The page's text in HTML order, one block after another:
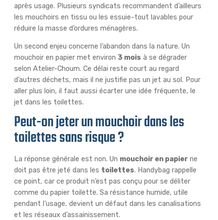
après usage. Plusieurs syndicats recommandent d’ailleurs
les mouchoirs en tissu ou les essuie-tout lavables pour
réduire la masse d’ordures ménagères.
Un second enjeu concerne l’abandon dans la nature. Un
mouchoir en papier met environ 3 mois à se dégrader
selon Atelier-Choum. Ce délai reste court au regard
d’autres déchets, mais il ne justifie pas un jet au sol. Pour
aller plus loin, il faut aussi écarter une idée fréquente, le
jet dans les toilettes.
Peut-on jeter un mouchoir dans les
toilettes sans risque ?
La réponse générale est non. Un mouchoir en papierne
doit pas être jeté dans les toilettes. Handybag rappelle
ce point, car ce produit n’est pas conçu pour se déliter
comme du papier toilette. Sa résistance humide, utile
pendant l’usage, devient un défaut dans les canalisations
et les réseaux d’assainissement.